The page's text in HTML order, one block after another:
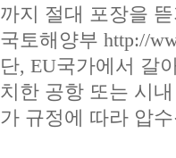
까지 절대 포장을
국토해양부 http://
단, EU국가에서 갈
치한 공항 또는 시
가 규정에 따라 압